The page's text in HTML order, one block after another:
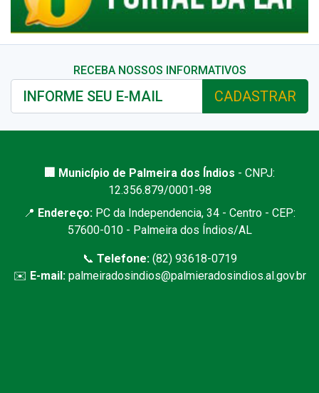
RECEBA NOSSOS INFORMATIVOS
CADASTRAR
🏢 Município de Palmeira dos Índios - CNPJ:
12.356.879/0001-98
📍 Endereço: PC da Independencia, 34 - Centro - CEP:
57600-010 - Palmeira dos Índios/AL
📞 Telefone:(82) 93618-0719
✉️ E-mail: palmeiradosindios@palmieradosindios.al.gov.br